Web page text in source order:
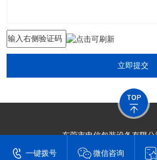
立即提交
东莞市申信包装设备有限
东莞网
一键拨号 微信咨询